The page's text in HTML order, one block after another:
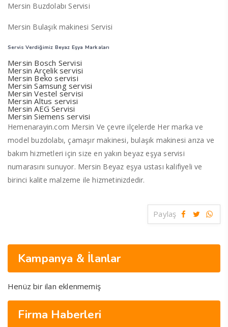
Mersin Buzdolabı Servisi
Mersin Bulaşık makinesi Servisi
Servis Verdiğimiz Beyaz Eşya Markaları
Mersin Bosch Servisi
Mersin Arçelik servisi
Mersin Beko servisi
Mersin Samsung servisi
Mersin Vestel servisi
Mersin Altus servisi
Mersin AEG Servisi
Mersin Siemens servisi
Hemenarayin.com Mersin Ve çevre ilçelerde Her marka ve
model buzdolabı, çamaşır makinesi, bulaşık makinesi arıza ve
bakım hizmetleri için size en yakın beyaz eşya servisi
numarasını sunuyor. Mersin Beyaz eşya ustası kalifiyeli ve
birinci kalite malzeme ile hizmetinizdedir.
Paylaş
Kampanya & İlanlar
Henüz bir ilan eklenmemiş
Firma Haberleri